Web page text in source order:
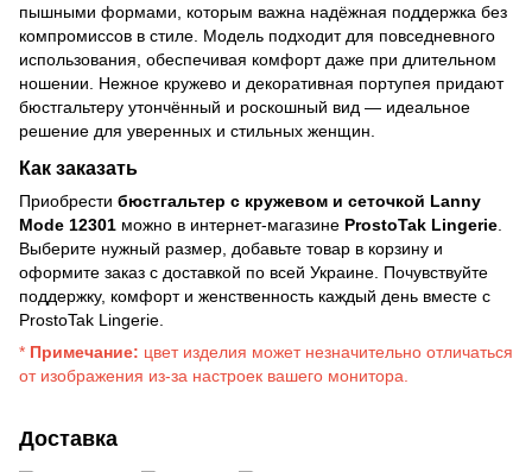
пышными формами, которым важна надёжная поддержка без
компромиссов в стиле. Модель подходит для повседневного
использования, обеспечивая комфорт даже при длительном
ношении. Нежное кружево и декоративная портупея придают
бюстгальтеру утончённый и роскошный вид — идеальное
решение для уверенных и стильных женщин.
Как заказать
Приобрести бюстгальтер с кружевом и сеточкой Lanny
Mode 12301 можно в интернет-магазине ProstoTak Lingerie
Выберите нужный размер, добавьте товар в корзину и
оформите заказ с доставкой по всей Украине. Почувствуйте
поддержку, комфорт и женственность каждый день вместе с
ProstoTak Lingerie.
* Примечание: цвет изделия может незначительно отличаться
от изображения из-за настроек вашего монитора.
Доставка